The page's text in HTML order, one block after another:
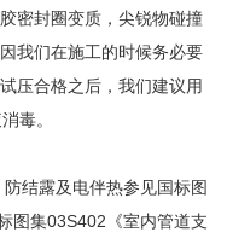
密封圈变质，尖锐物碰撞
我们在施工的时候务必要
压合格之后，我们建议用
毒。
结露及电伴热参见国标图
图集03S402《室内管道支